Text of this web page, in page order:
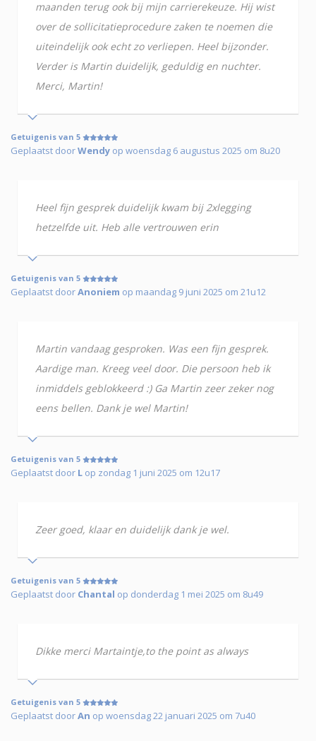
maanden terug ook bij mijn carrierekeuze. Hij wist
over de sollicitatieprocedure zaken te noemen die
uiteindelijk ook echt zo verliepen. Heel bijzonder.
Verder is Martin duidelijk, geduldig en nuchter.
Merci, Martin!
Getuigenis van 5
Geplaatst doorWendy op woensdag 6 augustus 2025 om 8u20
Heel fijn gesprek duidelijk kwam bij 2xlegging
hetzelfde uit. Heb alle vertrouwen erin
Getuigenis van 5
Geplaatst doorAnoniem op maandag 9 juni 2025 om 21u12
Martin vandaag gesproken. Was een fijn gesprek.
Aardige man. Kreeg veel door. Die persoon heb ik
inmiddels geblokkeerd :) Ga Martin zeer zeker nog
eens bellen. Dank je wel Martin!
Getuigenis van 5
Geplaatst door L op zondag 1 juni 2025 om 12u17
Zeer goed, klaar en duidelijk dank je wel.
Getuigenis van 5
Geplaatst door Chantal op donderdag 1 mei 2025 om 8u49
Dikke merci Martaintje,to the point as always
Getuigenis van 5
Geplaatst doorAn op woensdag 22 januari 2025 om 7u40